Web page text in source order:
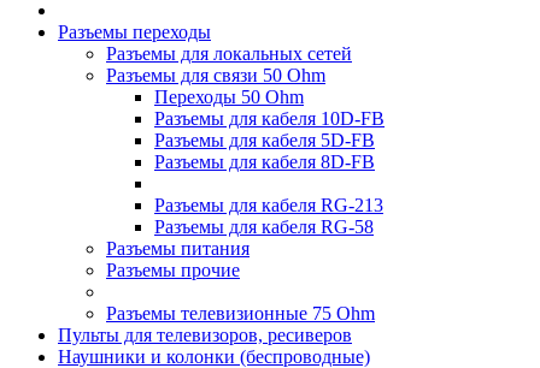
Разъемы переходы
Разъемы для локальных сетей
Разъемы для связи 50 Ohm
Переходы 50 Ohm
Разъемы для кабеля 10D-FB
Разъемы для кабеля 5D-FB
Разъемы для кабеля 8D-FB
Разъемы для кабеля RG-213
Разъемы для кабеля RG-58
Разъемы питания
Разъемы прочие
Разъемы телевизионные 75 Ohm
Пульты для телевизоров, ресиверов
Наушники и колонки (беспроводные)